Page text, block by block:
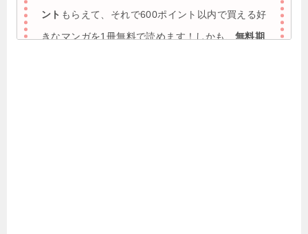
ント もらえて、それで600ポイント以内で買える好
きなマンガを1冊無料で読めます！しかも、無料期